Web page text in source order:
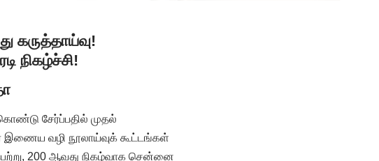
கருத்தாய்வு!
நிகழ்ச்சி!
சேர்ப்பதில் முதல்
இணைய வழி நூலாய்வுக் கூட்டங்கள்
200 ஆவது நிகழ்வாக சென்னை